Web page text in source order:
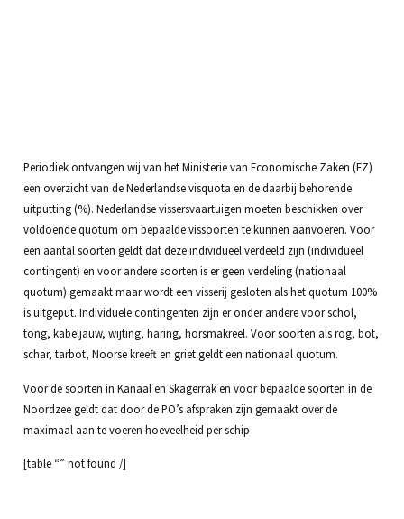
Periodiek ontvangen wij van het Ministerie van Economische Zaken (EZ)
een overzicht van de Nederlandse visquota en de daarbij behorende
uitputting (%). Nederlandse vissersvaartuigen moeten beschikken over
voldoende quotum om bepaalde vissoorten te kunnen aanvoeren. Voor
een aantal soorten geldt dat deze individueel verdeeld zijn (individueel
contingent) en voor andere soorten is er geen verdeling (nationaal
quotum) gemaakt maar wordt een visserij gesloten als het quotum 100%
is uitgeput. Individuele contingenten zijn er onder andere voor schol,
tong, kabeljauw, wijting, haring, horsmakreel. Voor soorten als rog, bot,
schar, tarbot, Noorse kreeft en griet geldt een nationaal quotum.
Voor de soorten in Kanaal en Skagerrak en voor bepaalde soorten in de
Noordzee geldt dat door de PO’s afspraken zijn gemaakt over de
maximaal aan te voeren hoeveelheid per schip
[table “” not found /]